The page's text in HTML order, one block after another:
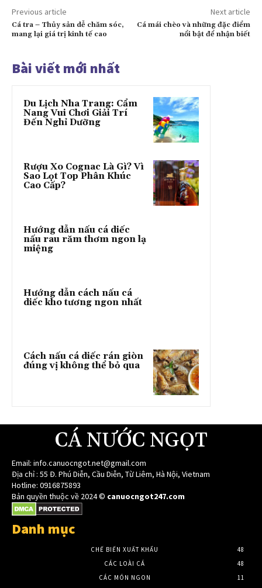
Previous article
Cá tra – Thủy sản dễ chăm sóc,
mang lại giá trị kinh tế cao
Next article
Cá mái chèo và những đặc điểm
nổi bật để nhận biết
Bài viết mới nhất
Du Lịch Nha Trang: Cẩm
Nang Vui Chơi Giải Trí
Đến Nghỉ Dưỡng
Rượu Xo Cognac Là Gì? Vì
Sao Lọt Top Phân Khúc
Cao Cấp?
Hướng dẫn nấu cá diếc
nấu rau răm thơm ngon lạ
miệng
Hướng dẫn cách nấu cá
diếc kho tương ngon nhất
Cách nấu cá diếc rán giòn
đúng vị không thể bỏ qua
CÁ NƯỚC NGỌT
Email: info.canuocngot.net@gmail.com
Địa chỉ : 55 Đ. Phú Diễn, Cầu Diễn, Từ Liêm, Hà Nội, Vietnam
Hotline: 0916875893
Bản quyền thuộc về 2024 © canuocngot247.com
Danh mục
CHẾ BIẾN XUẤT KHẨU
48
CÁC LOÀI CÁ
48
CÁC MÓN NGON
11